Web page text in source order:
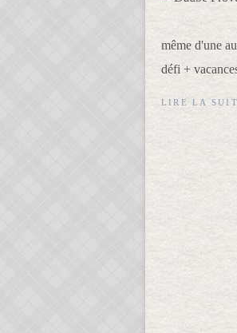
même d'une
défi +
LIRE LA